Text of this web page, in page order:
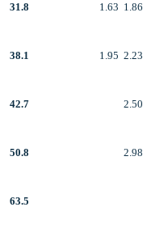
31.8 1.63 1.86
38.1 1.95 2.23
42.7 2.50
50.8 2.98
63.5